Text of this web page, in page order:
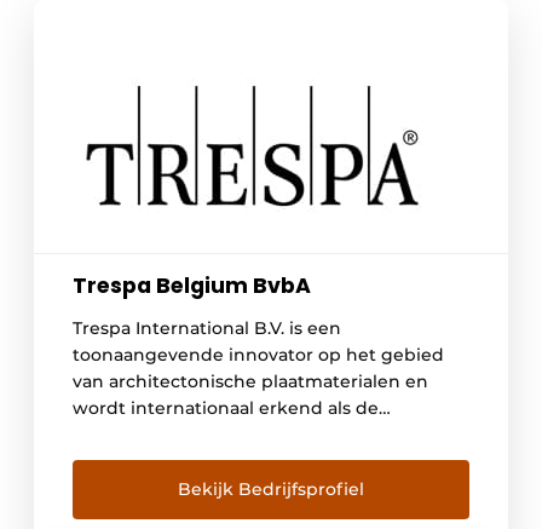
Trespa Belgium BvbA
Trespa International B.V. is een
toonaangevende innovator op het gebied
van architectonische plaatmaterialen en
wordt internationaal erkend als de
hoogwaardige platen voor gevelbekleding,
decoratieve gevels en Scientific Surface
Solutions. Sinds de oprichting in 1960 werkt
Bekijk Bedrijfsprofiel